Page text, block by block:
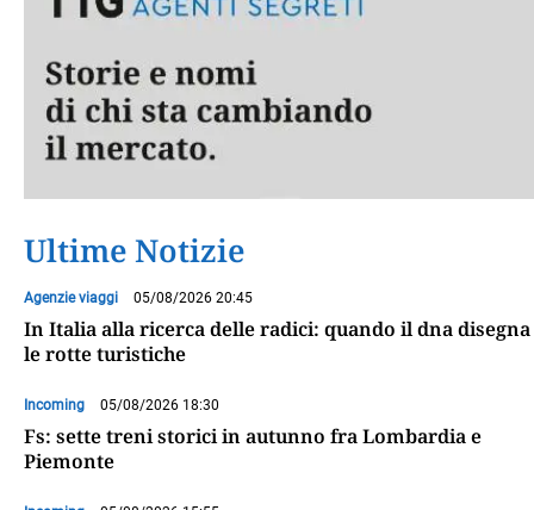
Ultime Notizie
Agenzie viaggi 05/08/2026 20:45
In Italia alla ricerca delle radici: quando il dna disegna
le rotte turistiche
Incoming 05/08/2026 18:30
Fs: sette treni storici in autunno fra Lombardia e
Piemonte